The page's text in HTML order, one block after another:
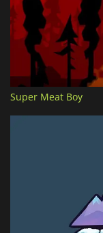
Super Meat Boy